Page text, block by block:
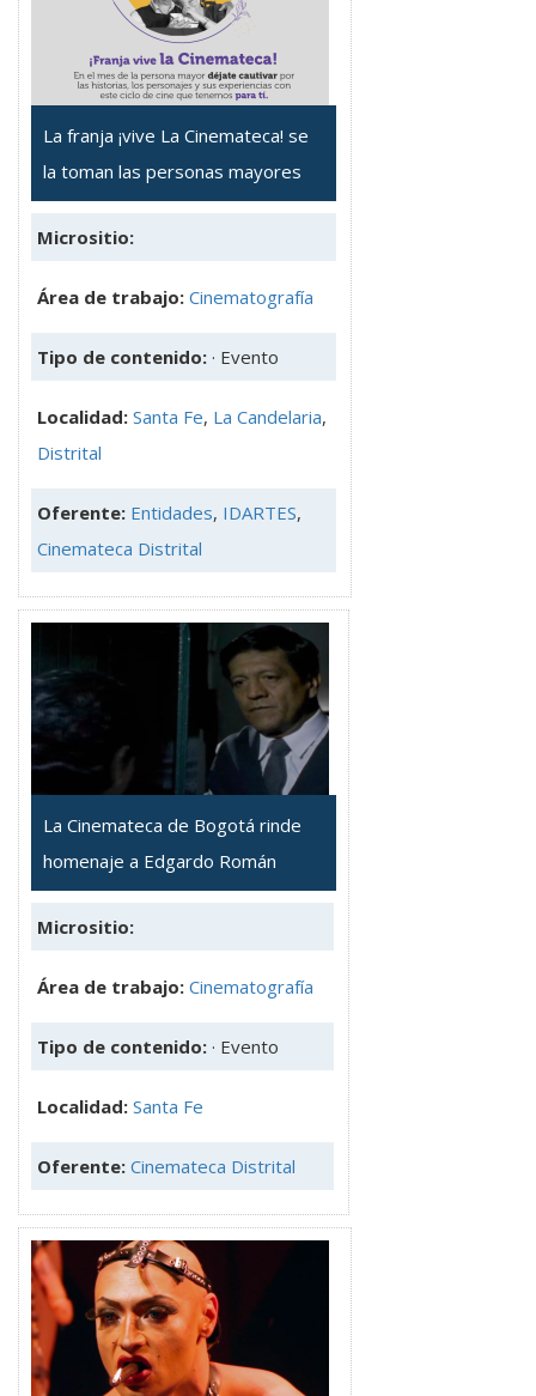
La franja ¡vive La Cinemateca! se
la toman las personas mayores
Micrositio:
Área de trabajo: Cinematografía
Tipo de contenido: · Evento
Localidad: Santa Fe, La Candelaria,
Distrital
Oferente: Entidades, IDARTES,
Cinemateca Distrital
La Cinemateca de Bogotá rinde
homenaje a Edgardo Román
Micrositio:
Área de trabajo: Cinematografía
Tipo de contenido: · Evento
Localidad: Santa Fe
Oferente: Cinemateca Distrital